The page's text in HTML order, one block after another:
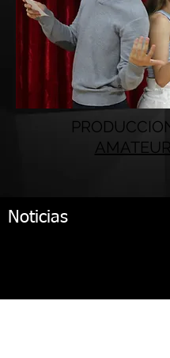
AMATEUR
Noticias